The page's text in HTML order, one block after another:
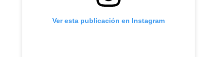
Ver esta publicación en Instagram